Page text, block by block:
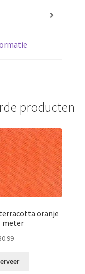
producten
oranje
meter